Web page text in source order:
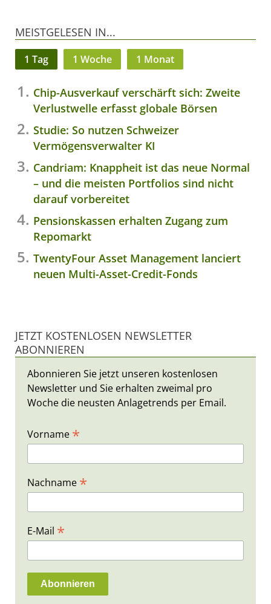
MEISTGELESEN IN...
1 Tag 1 Woche 1 Monat
Chip-Ausverkauf verschärft sich: Zweite
Verlustwelle erfasst globale Börsen
Studie: So nutzen Schweizer
Vermögensverwalter KI
Candriam: Knappheit ist das neue Normal
– und die meisten Portfolios sind nicht
darauf vorbereitet
Pensionskassen erhalten Zugang zum
Repomarkt
TwentyFour Asset Management lanciert
neuen Multi-Asset-Credit-Fonds
JETZT KOSTENLOSEN NEWSLETTER
ABONNIEREN
Abonnieren Sie jetzt unseren kostenlosen
Newsletter und Sie erhalten zweimal pro
Woche die neusten Anlagetrends per Email.
Vorname *
Nachname *
E-Mail *